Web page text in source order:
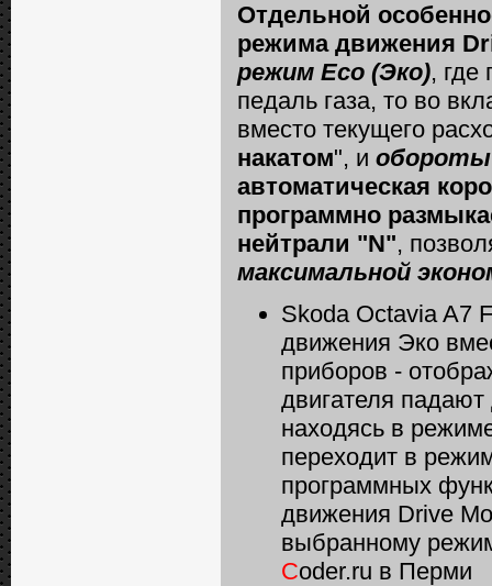
Отдельной
режима движения
режим Eco (Эко), где
педаль газа, то во
вместо текущего
накатом", и обороты
автоматическая
программно
нейтрали "N",
максимальной
Skoda Octavia A7
движения Эко
приборов -
двигателя
находясь в
переходит в
программных
движения Drive
выбранному
Coder.ru в Перми